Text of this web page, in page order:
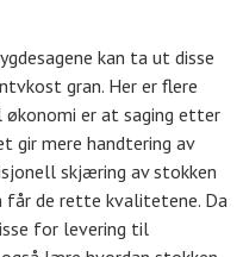
kan ta ut disse
gran. Her er flere
er at saging etter
gir mere handtering av
skjæring av stokken
får de rette kvalitetene. Da
for levering til